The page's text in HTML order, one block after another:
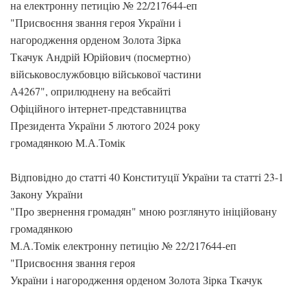
на електронну петицію № 22/217644-еп
"Присвоєння звання героя України і
нагородження орденом Золота Зірка
Ткачук Андрій Юрійович (посмертно)
військовослужбовцю військової частини
А4267", оприлюднену на вебсайті
Офіційного інтернет-представництва
Президента України 5 лютого 2024 року
громадянкою М.А.Томік
Відповідно до статті 40 Конституції України та статті 23-1
Закону України
"Про звернення громадян" мною розглянуто ініційовану
громадянкою
М.А.Томік електронну петицію № 22/217644-еп
"Присвоєння звання героя
України і нагородження орденом Золота Зірка Ткачук